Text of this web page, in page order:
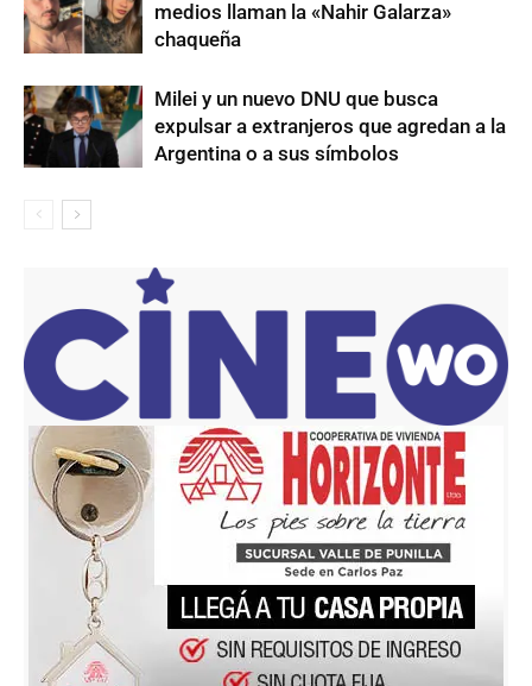
medios llaman la «Nahir Galarza»
chaqueña
Milei y un nuevo DNU que busca
expulsar a extranjeros que agredan a la
Argentina o a sus símbolos